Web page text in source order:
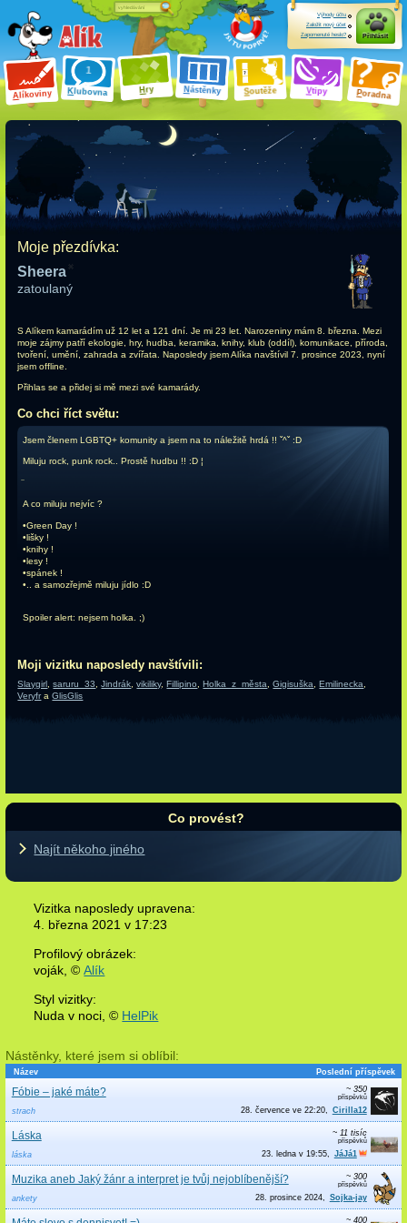
Alíkoviny Klubovna Hry Nástěnky Soutěže Vtipy Poradna
Výhody účtu
Založit nový účet
Zapomenuté heslo?
Přihlásit
Moje přezdívka:
Sheera
zatoulaný
S Alíkem kamarádímuž 12 let a 121 dní . Je mi 23 let. Narozeniny mám 8. března. Mezi
moje zájmy patří ekologie, hry, hudba, keramika, knihy, klub (oddíl), komunikace, příroda,
tvoření, umění, zahrada a zvířata. Naposledy jsem Alíka navštívil 7. prosince 2023, nyní
jsem offline.
Přihlas se a přidej si mě mezi své kamarády.
Co chci říct světu:
Jsem členem LGBTQ+ komunity a jsem na to náležitě hrdá !! ˇ^ˇ :D
Miluju rock, punk rock.. Prostě hudbu !! :D ¦
A co miluju nejvíc ?
•Green Day !
•lišky !
•knihy !
•lesy !
•spánek !
•.. a samozřejmě miluju jídlo :D
Spoiler alert: nejsem holka. ;)
Moji vizitku naposledy navštívili:
Slaygirl ,saruru_33 ,Jindrák ,vikiliky,Fillipino ,Holka_z_města ,Gigisuška ,Emilinecka
VeryfraGlisGlis
Co provést?
Najít někoho jiného
Vizitka naposledy upravena:
4. března 2021 v 17:23
Profilový obrázek:
voják,©Alík
Styl vizitky:
Nuda v noci, © HelPik
Nástěnky, které jsem si oblíbil:
Název Poslední příspěvek
strach
Fóbie – jaké máte? ~ 350
Cirilla12
28. července ve 22:20
láska
Láska ~ 11 tisíc
JáJá1
23. ledna v 19:55
ankety
Muzika aneb Jaký žánr a interpret je tvůj nejoblíbenější? ~ 300
Sojka-jay
28. prosince 2024
~ 400